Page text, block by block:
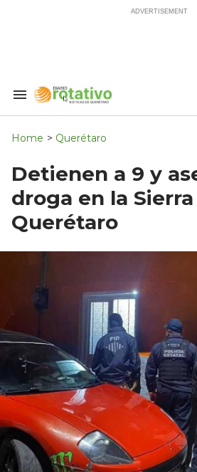
Search
Navigation
Home > Querétaro
Detienen a 9 y
droga en la
Querétaro